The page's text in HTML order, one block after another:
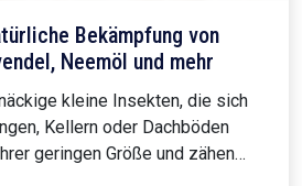
Bekämpfung von
Neemöl und mehr
kleine Insekten, die sich
Kellern oder Dachböden
geringen Größe und zähen…